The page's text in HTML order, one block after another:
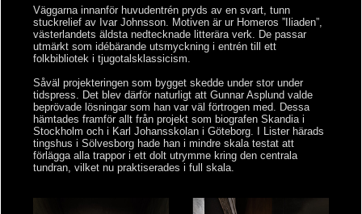
Väggarna innanför huvudentrén pryds av en svart, tunn
stuckrelief av Ivar Johnsson. Motiven är ur Homeros ”Iliaden”,
västerlandets äldsta nedtecknade litterära verk. De passar
utmärkt som idébärande utsmyckning i entrén till ett
folkbibliotek i tjugotalsklassicism.
Såväl projekteringen som bygget skedde under stor under
tidspress. Det blev därför naturligt att Gunnar Asplund valde
beprövade lösningar som han var väl förtrogen med. Dessa
hämtades framför allt från projekt som biografen Skandia i
Stockholm och i Karl Johansskolan i Göteborg. I Lister härads
tingshus i Sölvesborg hade han i mindre skala testat att
förlägga alla trappor i ett dolt utrymme kring den centrala
tundran, vilket nu praktiserades i full skala.